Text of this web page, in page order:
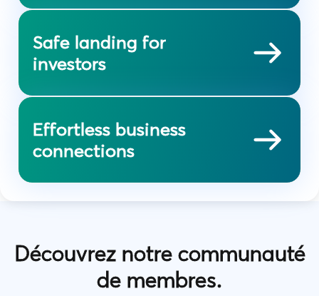
Safe landing for
investors
Effortless business
connections
Découvrez notre communauté
de membres.